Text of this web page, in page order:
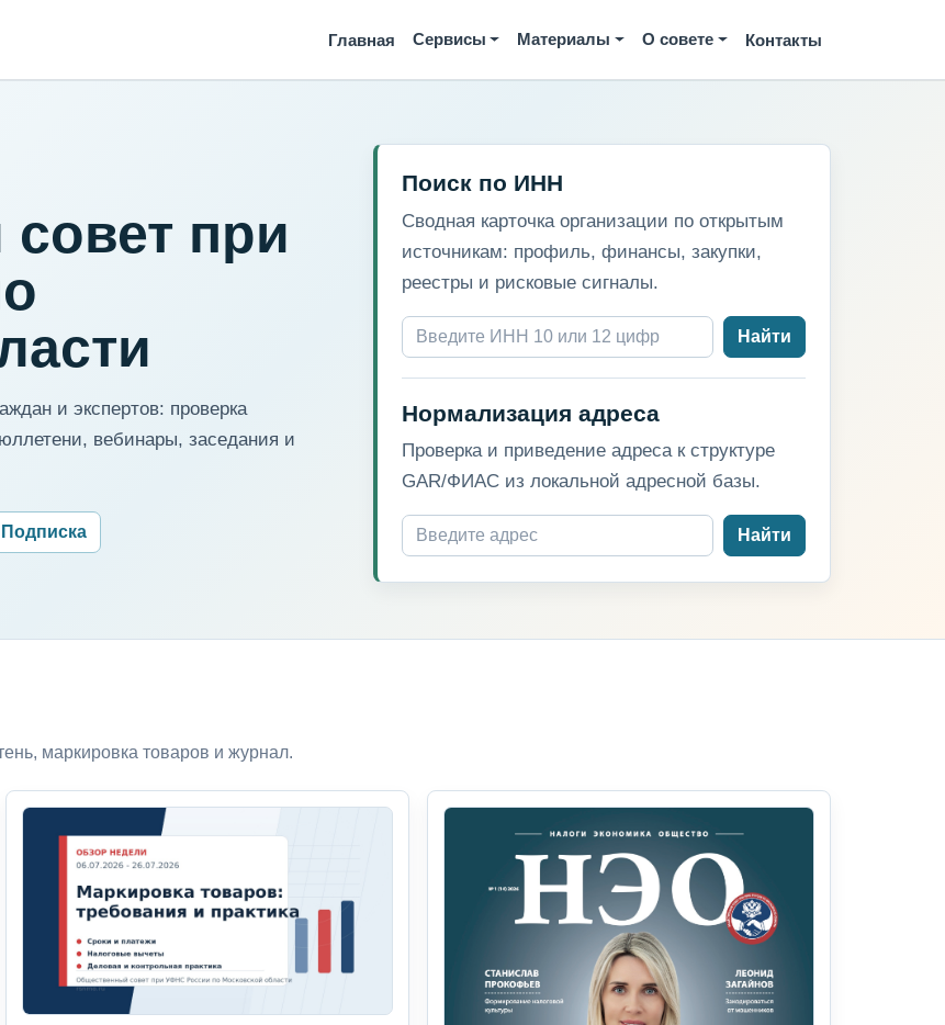
Главная Сервисы Материалы О совете Контакты
при
и экспертов: проверка
вебинары, заседания и
Подписка
Поиск по ИНН
Сводная карточка организации по открытым
источникам: профиль, финансы, закупки,
реестры и рисковые сигналы.
Найти
Нормализация адреса
Проверка и приведение адреса к структуре
GAR/ФИАС из локальной адресной базы.
Найти
маркировка товаров и журнал.